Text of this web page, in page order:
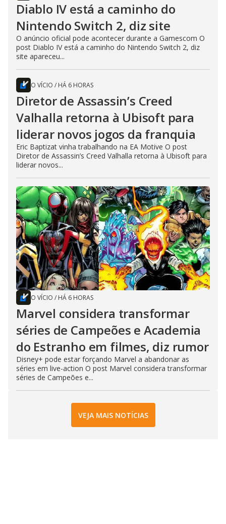
Diablo IV está a caminho do
Nintendo Switch 2, diz site
O anúncio oficial pode acontecer durante a Gamescom O
post Diablo IV está a caminho do Nintendo Switch 2, diz
site apareceu...
O VÍCIO / HÁ 6 HORAS
Diretor de Assassin’s Creed
Valhalla retorna à Ubisoft para
liderar novos jogos da franquia
Eric Baptizat vinha trabalhando na EA Motive O post
Diretor de Assassin’s Creed Valhalla retorna à Ubisoft para
liderar novos...
O VÍCIO / HÁ 6 HORAS
Marvel considera transformar
séries de Campeões e Academia
do Estranho em filmes, diz rumor
Disney+ pode estar forçando Marvel a abandonar as
séries em live-action O post Marvel considera transformar
séries de Campeões e...
VEJA MAIS NOTÍCIAS